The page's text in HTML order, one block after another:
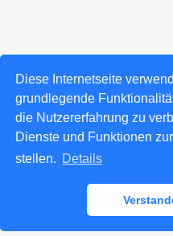
Diese Internetseite
grundlegende
die Nutzererfahrung zu
Dienste und Funktionen
stellen. Details